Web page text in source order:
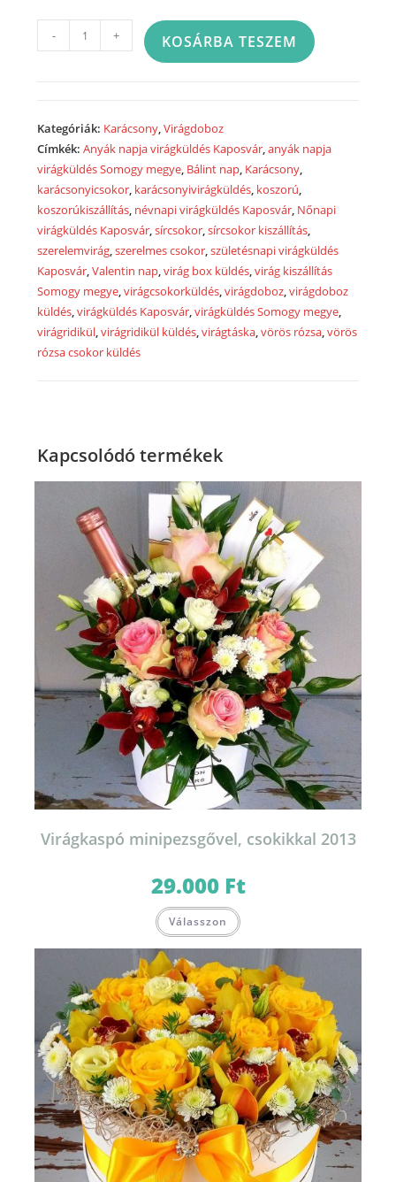
Virágdoboz
téli
mennyiség
- + KOSÁRBA TESZEM
Kategóriák: Karácsony,Virágdoboz
Címkék:Anyák napja virágküldés Kaposvár,anyák napja
virágküldés Somogy megye, Bálint nap, Karácsony,
karácsonyicsokor, karácsonyivirágküldés, koszorú,
koszorúkiszállítás, névnapi virágküldés Kaposvár, Nőnapi
virágküldés Kaposvár,sírcsokor,sírcsokor kiszállítás,
szerelemvirág,szerelmes csokor,születésnapi virágküldés
Kaposvár,Valentin nap,virág box küldés,virág kiszállítás
Somogy megye,virágcsokorküldés,virágdoboz,virágdoboz
küldés,virágküldés Kaposvár,virágküldés Somogy megye,
virágridikül,virágridikül küldés,virágtáska,vörös rózsa,vörös
rózsa csokor küldés
Kapcsolódó termékek
Virágkaspó minipezsgővel, csokikkal 2013
29.000 Ft
Válasszon